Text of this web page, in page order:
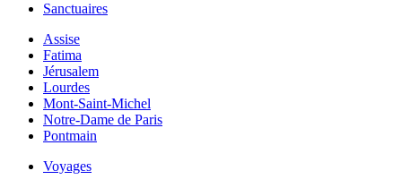
Sanctuaires
Assise
Fatima
Jérusalem
Lourdes
Mont-Saint-Michel
Notre-Dame de Paris
Pontmain
Voyages